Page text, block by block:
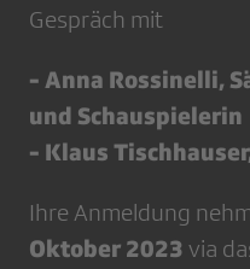
Gespräch mit
- Anna Rossinelli,
und Schauspielerin
- Klaus
Ihre Anmeldung
Oktober 2023 via